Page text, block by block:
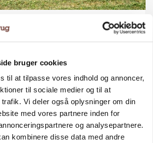
bruger cookies
til at tilpasse vores indhold og annoncer,
til sociale medier og til at
Vi deler også oplysninger om din
med vores partnere inden for
og analysepartnere.
kombinere disse data med andre
skårlægger afprøves i år
sætter fokus på elefantgræs
Loading...